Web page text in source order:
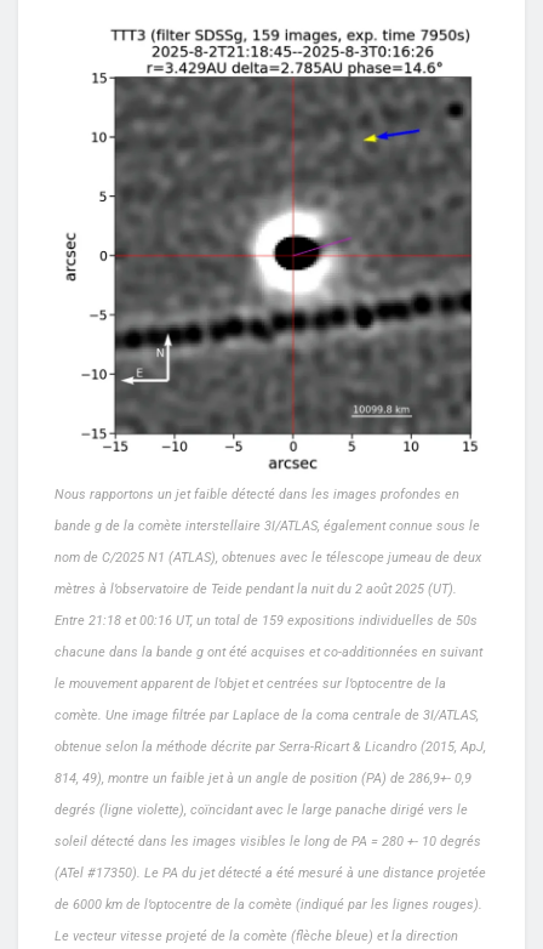
Nous rapportons un jet faible détecté dans les images profondes en
bande g de la comète interstellaire 3I/ATLAS, également connue sous le
nom de C/2025 N1 (ATLAS), obtenues avec le télescope jumeau de deux
mètres à l’observatoire de Teide pendant la nuit du 2 août 2025 (UT).
Entre 21:18 et 00:16 UT, un total de 159 expositions individuelles de 50s
chacune dans la bande g ont été acquises et co-additionnées en suivant
le mouvement apparent de l’objet et centrées sur l’optocentre de la
comète. Une image filtrée par Laplace de la coma centrale de 3I/ATLAS,
obtenue selon la méthode décrite par Serra-Ricart & Licandro (2015, ApJ,
814, 49), montre un faible jet à un angle de position (PA) de 286,9+- 0,9
degrés (ligne violette), coïncidant avec le large panache dirigé vers le
soleil détecté dans les images visibles le long de PA = 280 +- 10 degrés
(ATel #17350). Le PA du jet détecté a été mesuré à une distance projetée
de 6000 km de l’optocentre de la comète (indiqué par les lignes rouges).
Le vecteur vitesse projeté de la comète (flèche bleue) et la direction